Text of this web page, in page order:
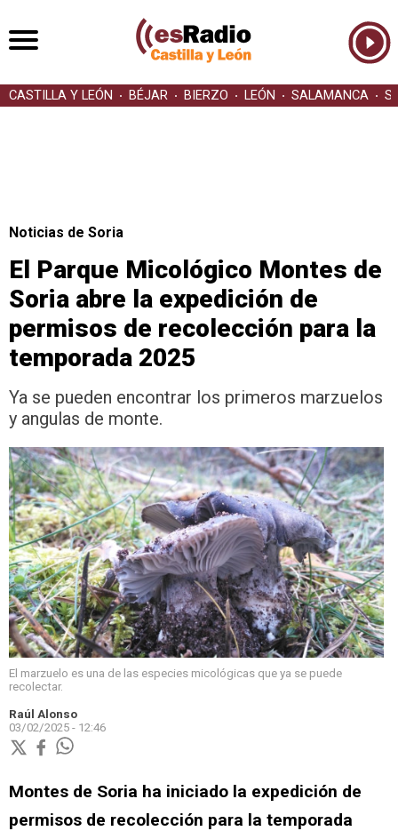
CASTILLA Y LEÓN BÉJAR BIERZO LEÓN SALAMANCA
Noticias de Soria
El Parque Micológico Montes de
Soria abre la expedición de
permisos de recolección para la
temporada 2025
Ya se pueden encontrar los primeros marzuelos
y angulas de monte.
El marzuelo es una de las especies micológicas que ya se puede
recolectar.
Raúl Alonso
03/02/2025 - 12:46
Montes de Soria ha iniciado la expedición de
permisos de recolección para la temporada